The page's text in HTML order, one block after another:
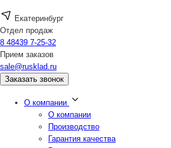
Екатеринбург
Отдел продаж
8 48439 7-25-32
Прием заказов
sale@rusklad.ru
Заказать звонок
О компании
О компании
Производство
Гарантия качества